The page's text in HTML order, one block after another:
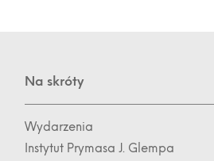
Na skróty
Wydarzenia
Instytut Prymasa J. Glempa